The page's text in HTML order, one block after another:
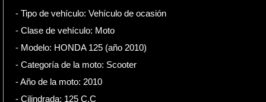
- Tipo de vehículo: Vehículo de ocasión
- Clase de vehículo: Moto
- Modelo: HONDA 125 (año 2010)
- Categoría de la moto: Scooter
- Año de la moto: 2010
- Cilindrada: 125 C.C